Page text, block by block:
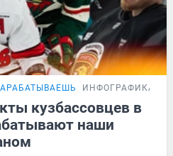
ИНФОГРАФИКА
кузбассовцев в
наши